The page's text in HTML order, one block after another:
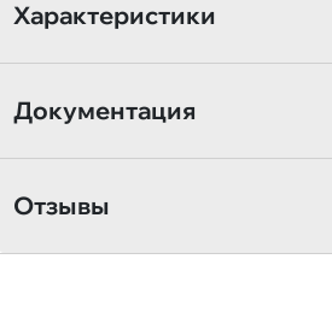
Характеристики
Документация
Отзывы